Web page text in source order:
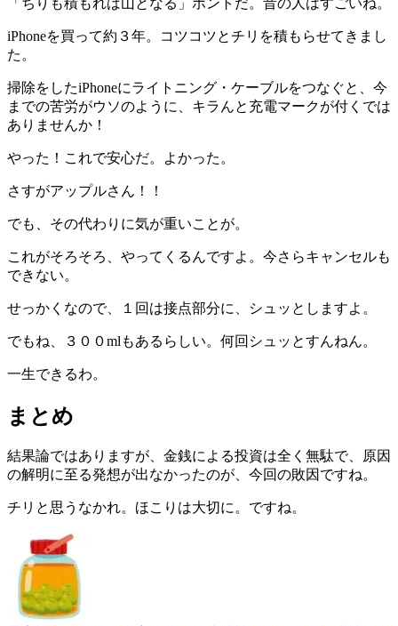
iPhoneを買って約３年。コツコツとチリを積もらせてきまし
た。
掃除をしたiPhoneにライトニング・ケーブルをつなぐと、今
までの苦労がウソのように、キラんと充電マークが付くでは
ありませんか！
やった！これで安心だ。よかった。
さすがアップルさん！！
でも、その代わりに気が重いことが。
これがそろそろ、やってくるんですよ。今さらキャンセルも
できない。
せっかくなので、１回は接点部分に、シュッとしますよ。
でもね、３００mlもあるらしい。何回シュッとすんねん。
一生できるわ。
まとめ
結果論ではありますが、金銭による投資は全く無駄で、原因
の解明に至る発想が出なかったのが、今回の敗因ですね。
チリと思うなかれ。ほこりは大切に。ですね。